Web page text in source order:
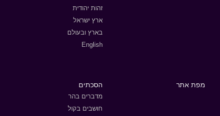
זהות יהודית
ארץ ישראל
בארץ ובעולם
English
מפת אתר הסכתים
מדברים בהר
חושבים בקול